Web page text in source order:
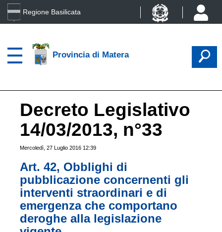
Regione Basilicata
Provincia di Matera
Decreto Legislativo
14/03/2013, n°33
Mercoledì, 27 Luglio 2016 12:39
Art. 42, Obblighi di
pubblicazione concernenti gli
interventi straordinari e di
emergenza che comportano
deroghe alla legislazione